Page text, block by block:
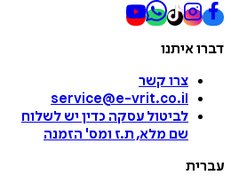
דברו איתנו
צרו קשר
service@e-vrit.co.il
לביטול עסקה כדין יש לשלוח
שם מלא, ת.ז ומס' הזמנה
עברית